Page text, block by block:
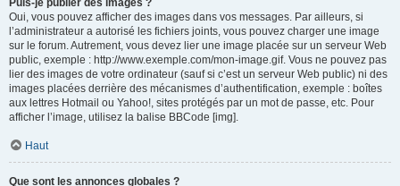
Puis-je publier des images ?
Oui, vous pouvez afficher des images dans vos messages. Par ailleurs, si
l’administrateur a autorisé les fichiers joints, vous pouvez charger une image
sur le forum. Autrement, vous devez lier une image placée sur un serveur Web
public, exemple : http://www.exemple.com/mon-image.gif. Vous ne pouvez pas
lier des images de votre ordinateur (sauf si c’est un serveur Web public) ni des
images placées derrière des mécanismes d’authentification, exemple : boîtes
aux lettres Hotmail ou Yahoo!, sites protégés par un mot de passe, etc. Pour
afficher l’image, utilisez la balise BBCode [img].
Haut
Que sont les annonces globales ?